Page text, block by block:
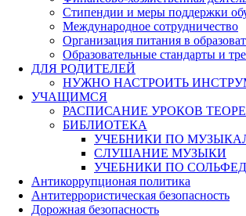
Стипендии и меры поддержки
Международное сотрудничество
Организация питания в
Образовательные стандарты и
ДЛЯ РОДИТЕЛЕЙ
НУЖНО НАСТРОИТЬ
УЧАЩИМСЯ
РАСПИСАНИЕ УРОКОВ
БИБЛИОТЕКА
УЧЕБНИКИ ПО
СЛУШАНИЕ МУЗЫКИ
УЧЕБНИКИ ПО
Антикоррупционая политика
Антитеррористическая безопасность
Дорожная безопасность